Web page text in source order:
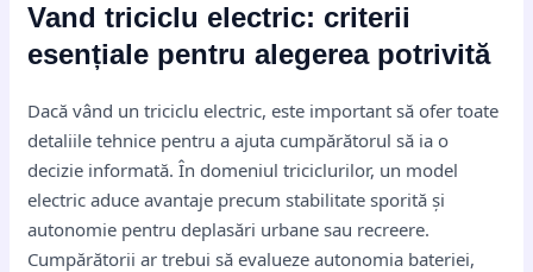
Vand triciclu electric: criterii
esențiale pentru alegerea potrivită
Dacă vând un triciclu electric, este important să ofer toate
detaliile tehnice pentru a ajuta cumpărătorul să ia o
decizie informată. În domeniul triciclurilor, un model
electric aduce avantaje precum stabilitate sporită și
autonomie pentru deplasări urbane sau recreere.
Cumpărătorii ar trebui să evalueze autonomia bateriei,